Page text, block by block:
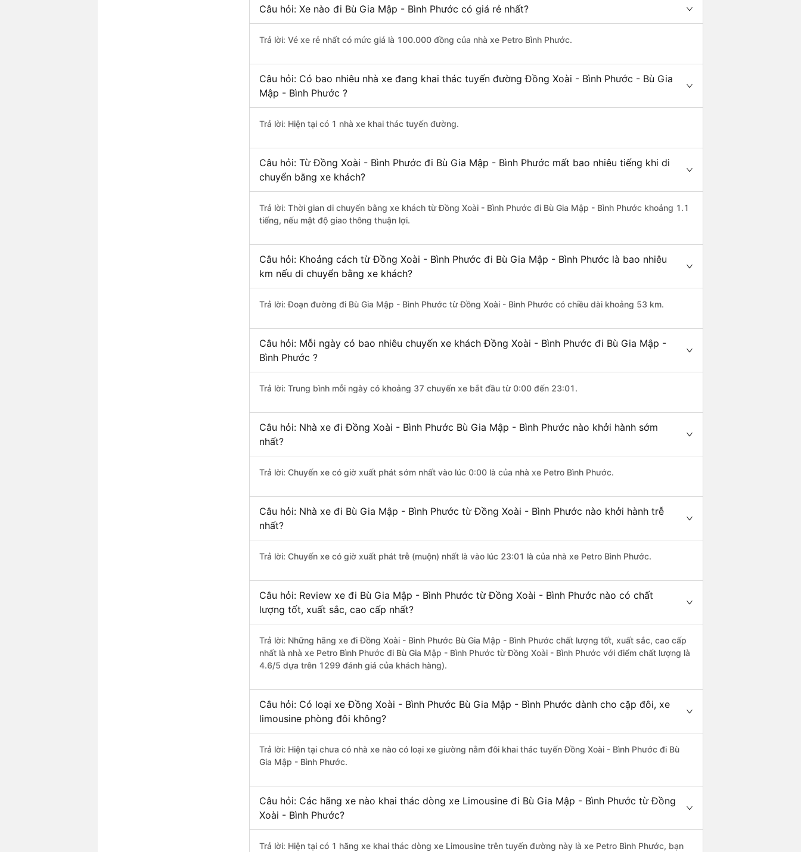
Câu hỏi: Xe nào đi Bù Gia Mập - Bình Phước có giá rẻ nhất?
Trả lời: Vé xe rẻ nhất có mức giá là 100.000 đồng của nhà xe Petro Bình Phước.
Câu hỏi: Có bao nhiêu nhà xe đang khai thác tuyến đường Đồng Xoài - Bình Phước - Bù Gia
Mập - Bình Phước ?
Trả lời: Hiện tại có 1 nhà xe khai thác tuyến đường.
Câu hỏi: Từ Đồng Xoài - Bình Phước đi Bù Gia Mập - Bình Phước mất bao nhiêu tiếng khi di
chuyển bằng xe khách?
Trả lời: Thời gian di chuyển bằng xe khách từ Đồng Xoài - Bình Phước đi Bù Gia Mập - Bình Phước khoảng 1.1
tiếng, nếu mật độ giao thông thuận lợi.
Câu hỏi: Khoảng cách từ Đồng Xoài - Bình Phước đi Bù Gia Mập - Bình Phước là bao nhiêu
km nếu di chuyển bằng xe khách?
Trả lời: Đoạn đường đi Bù Gia Mập - Bình Phước từ Đồng Xoài - Bình Phước có chiều dài khoảng 53 km.
Câu hỏi: Mỗi ngày có bao nhiêu chuyến xe khách Đồng Xoài - Bình Phước đi Bù Gia Mập -
Bình Phước ?
Trả lời: Trung bình mỗi ngày có khoảng 37 chuyến xe bắt đầu từ 0:00 đến 23:01.
Câu hỏi: Nhà xe đi Đồng Xoài - Bình Phước Bù Gia Mập - Bình Phước nào khởi hành sớm
nhất?
Trả lời: Chuyến xe có giờ xuất phát sớm nhất vào lúc 0:00 là của nhà xe Petro Bình Phước.
Câu hỏi: Nhà xe đi Bù Gia Mập - Bình Phước từ Đồng Xoài - Bình Phước nào khởi hành trễ
nhất?
Trả lời: Chuyến xe có giờ xuất phát trễ (muộn) nhất là vào lúc 23:01 là của nhà xe Petro Bình Phước.
Câu hỏi: Review xe đi Bù Gia Mập - Bình Phước từ Đồng Xoài - Bình Phước nào có chất
lượng tốt, xuất sắc, cao cấp nhất?
Trả lời: Những hãng xe đi Đồng Xoài - Bình Phước Bù Gia Mập - Bình Phước chất lượng tốt, xuất sắc, cao cấp
nhất là nhà xe Petro Bình Phước đi Bù Gia Mập - Bình Phước từ Đồng Xoài - Bình Phước với điểm chất lượng là
4.6/5 dựa trên 1299 đánh giá của khách hàng).
Câu hỏi: Có loại xe Đồng Xoài - Bình Phước Bù Gia Mập - Bình Phước dành cho cặp đôi, xe
limousine phòng đôi không?
Trả lời: Hiện tại chưa có nhà xe nào có loại xe giường nằm đôi khai thác tuyến Đồng Xoài - Bình Phước đi Bù
Gia Mập - Bình Phước.
Câu hỏi: Các hãng xe nào khai thác dòng xe Limousine đi Bù Gia Mập - Bình Phước từ Đồng
Xoài - Bình Phước?
Trả lời: Hiện tại có 1 hãng xe khai thác dòng xe Limousine trên tuyến đường này là xe Petro Bình Phước, bạn